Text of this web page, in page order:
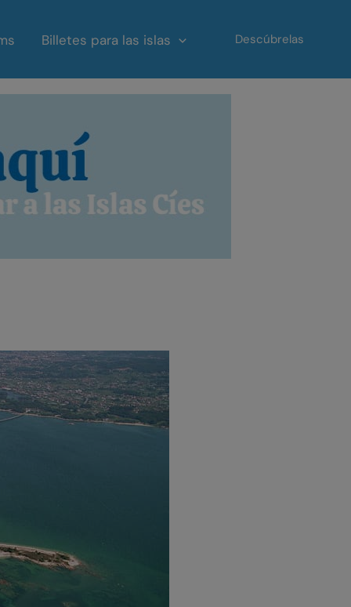
Billetes para las islas Descúbrelas